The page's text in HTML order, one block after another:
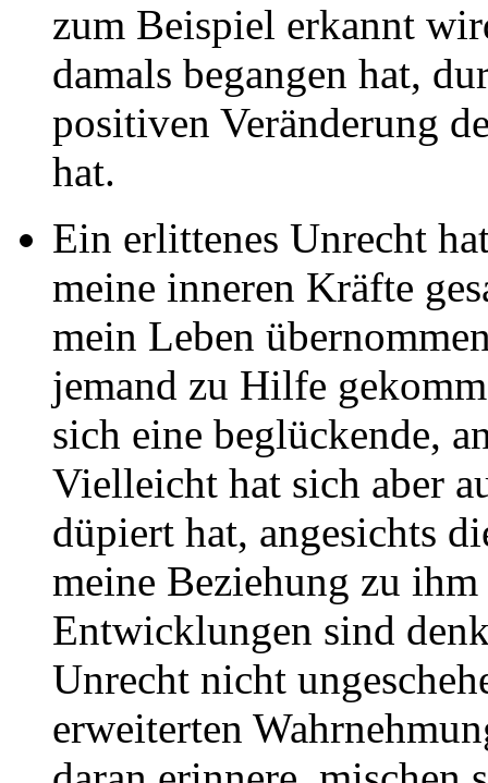
zum Beispiel erkannt
damals begangen hat,
positiven Veränderung
hat.
Ein erlittenes Unrecht
meine inneren Kräfte
mein Leben
jemand zu Hilfe
sich eine beglückende,
Vielleicht hat sich aber
düpiert hat, angesichts
meine Beziehung zu
Entwicklungen sind
Unrecht nicht
erweiterten